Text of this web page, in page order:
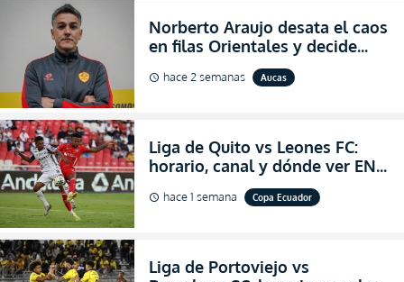
Norberto Araujo desata el caos
en filas Orientales y decide
abandonar la dirección técnica
de Aucas
schedule hace 2 semanas Aucas
Liga de Quito vs Leones FC:
horario, canal y dónde ver EN
VIVO los octavos de final de la
Copa Ecuador 2026
schedule hace 1 semana Copa Ecuador
Liga de Portoviejo vs